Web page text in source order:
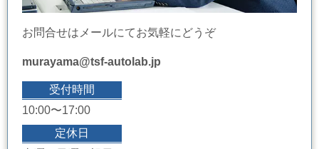
お問合せはメールにてお気軽にどうぞ
murayama@tsf-autolab.jp
受付時間
10:00〜17:00
定休日